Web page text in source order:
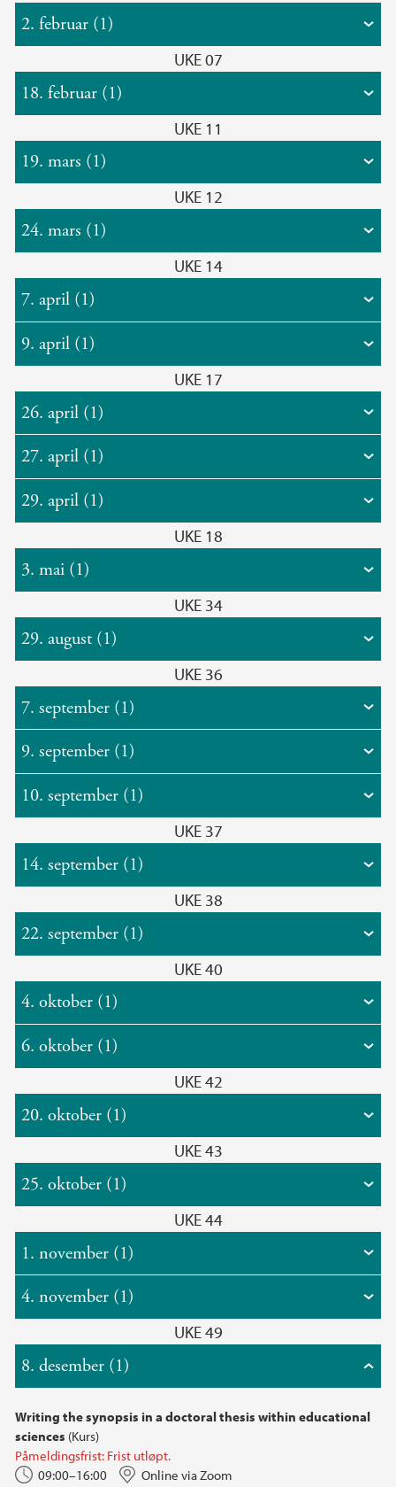
2. februar (1)
UKE 07
18. februar (1)
UKE 11
19. mars (1)
UKE 12
24. mars (1)
UKE 14
7. april (1)
9. april (1)
UKE 17
26. april (1)
27. april (1)
29. april (1)
UKE 18
3. mai (1)
UKE 34
29. august (1)
UKE 36
7. september (1)
9. september (1)
10. september (1)
UKE 37
14. september (1)
UKE 38
22. september (1)
UKE 40
4. oktober (1)
6. oktober (1)
UKE 42
20. oktober (1)
UKE 43
25. oktober (1)
UKE 44
1. november (1)
4. november (1)
UKE 49
8. desember (1)
Writing the synopsis in a doctoral thesis within educational
sciences (Kurs)
Påmeldingsfrist: Frist utløpt.
09:00–16:00
Online via Zoom